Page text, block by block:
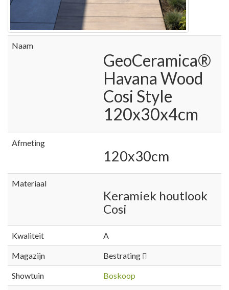
Naam
GeoCeramica®
Havana Wood
Cosi Style
120x30x4cm
Afmeting
120x30cm
Materiaal
Keramiek houtlook
Cosi
Kwaliteit A
Magazijn Bestrating
Showtuin Boskoop